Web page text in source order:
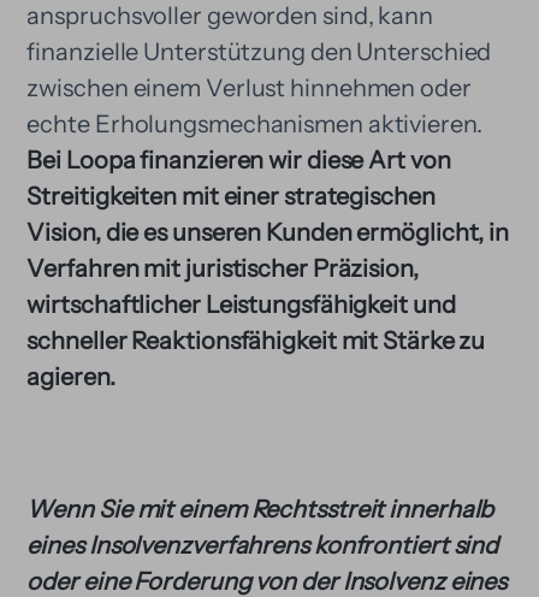
anspruchsvoller geworden sind, kann
finanzielle Unterstützung den Unterschied
zwischen einem Verlust hinnehmen oder
echte Erholungsmechanismen aktivieren.
Bei Loopa finanzieren wir diese Art von
Streitigkeiten mit einer strategischen
Vision, die es unseren Kunden ermöglicht, in
Verfahren mit juristischer Präzision,
wirtschaftlicher Leistungsfähigkeit und
schneller Reaktionsfähigkeit mit Stärke zu
agieren.
Wenn Sie mit einem Rechtsstreit innerhalb
eines Insolvenzverfahrens konfrontiert sind
oder eine Forderung von der Insolvenz eines